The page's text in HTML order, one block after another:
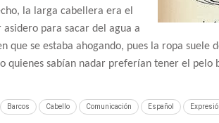
la larga cabellera era el
asidero para sacar del agua a
que se estaba ahogando, pues la ropa suele
quienes sabían nadar preferían tener el pelo
Barcos Cabello Comunicación Español